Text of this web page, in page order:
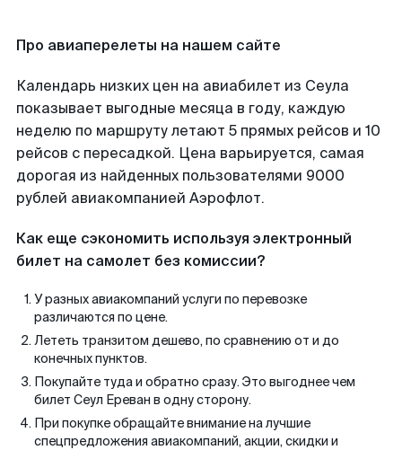
Про авиаперелеты на нашем сайте
Календарь низких цен на авиабилет из Сеула
показывает выгодные месяца в году, каждую
неделю по маршруту летают 5 прямых рейсов и 10
рейсов с пересадкой. Цена варьируется, самая
дорогая из найденных пользователями 9000
рублей авиакомпанией Аэрофлот.
Как еще сэкономить используя электронный
билет на самолет без комиссии?
У разных авиакомпаний услуги по перевозке
различаются по цене.
Лететь транзитом дешево, по сравнению от и до
конечных пунктов.
Покупайте туда и обратно сразу. Это выгоднее чем
билет Сеул Ереван в одну сторону.
При покупке обращайте внимание на лучшие
спецпредложения авиакомпаний, акции, скидки и